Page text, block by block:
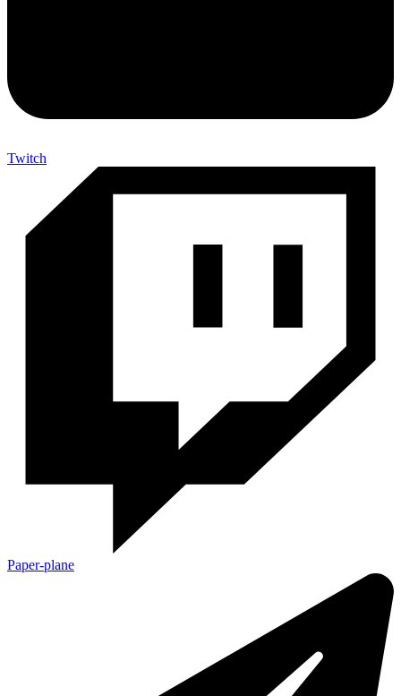
Twitch
Paper-plane